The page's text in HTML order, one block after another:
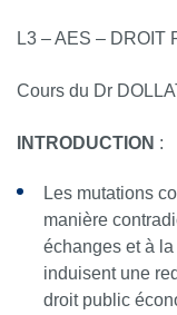
L3 – AES – DROIT
Cours du Dr
INTRODUCTION :
Les mutations
manière
échanges et à
induisent une
droit public